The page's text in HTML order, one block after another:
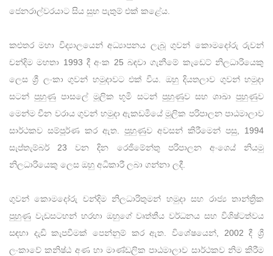
ජෙනරාල්වරයාට සිය සුභ පැතුම් එක් කළේය.
කළුතර මහා විද්‍යාලයෙන් අධ්‍යාපනය ලැබූ ගුවන් කොමදෝරු රුවන්
චන්දිම මහතා 1993 දී අංක 25 බඳවා ගැනීමේ කැඩෙට් නිලධාරියෙකු
ලෙස ශ්‍රී ලංකා ගුවන් හමුදාවට එක් විය. ඔහු දියතලාව ගුවන් හමුදා
සටන් පුහුණු පාසලේ මූලික භූමි සටන් පුහුණුව සහ ශාඛා පුහුණුව
මෙන්ම චීන වරාය ගුවන් හමුදා ඇකඩමියේ මූලික පරිපාලන පාඨමාලාව
සාර්ථකව සම්පූර්ණ කර ඇත. පුහුණුව අවසන් කිරීමෙන් පසු, 1994
සැප්තැම්බර් 23 වන දින රෙජිමේන්තු පරිපාලන අංශෙය් නියමු
නිලධාරියෙකු ලෙස ඔහු අධිකාරී ලබා ගන්නා ලදී.
ගුවන් කොමදෝරු චන්දිම නිලධාරිතුමන් හමුදා සහ රාජ්‍ය තාන්ත්‍රික
පුහුණු වැඩසටහන් හරහා ඔහුගේ වෘත්තීය වර්ධනය සහ විශිෂ්ටත්වය
සඳහා දැඩි කැපවීමක් පෙන්නුම් කර ඇත. විශේෂයෙන්, 2002 දී ශ්‍රී
ලංකාවේ කනිෂ්ඨ අණ හා මාණ්ඩලික පාඨමාලාව සාර්ථකව නිම කිරීම